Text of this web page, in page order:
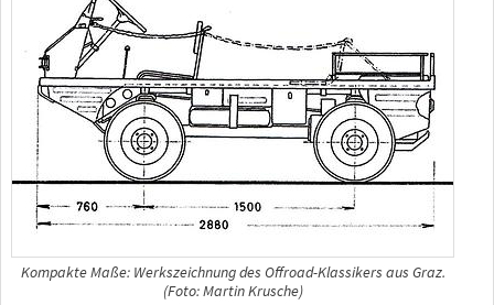
Kompakte Maße: Werkszeichnung des Offroad-Klassikers aus Graz.
(Foto: Martin Krusche)